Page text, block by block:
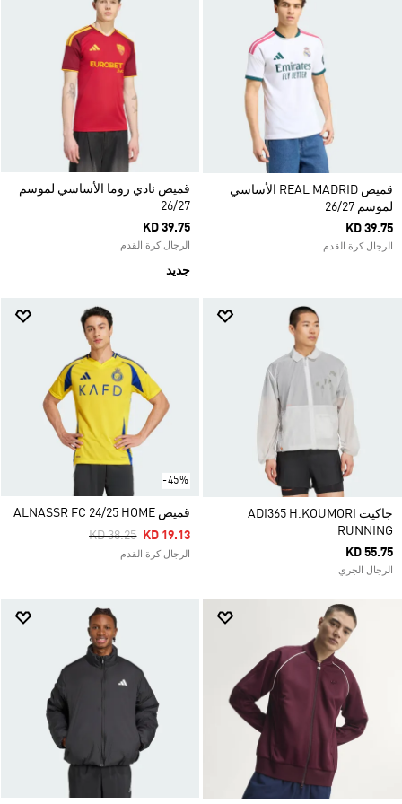
قميص REAL MADRID الأساسي
لموسم 26/27
KD 39.75
الرجال كرة القدم
قميص نادي روما الأساسي لموسم
26/27
KD 39.75
الرجال كرة القدم
جديد
جاكيت ADI365 H.KOUMORI
RUNNING
KD 55.75
الرجال الجري
-45%
قميص ALNASSR FC 24/25 HOME
Price Reduced From
KD 38.25ToKD 19.13
الرجال كرة القدم